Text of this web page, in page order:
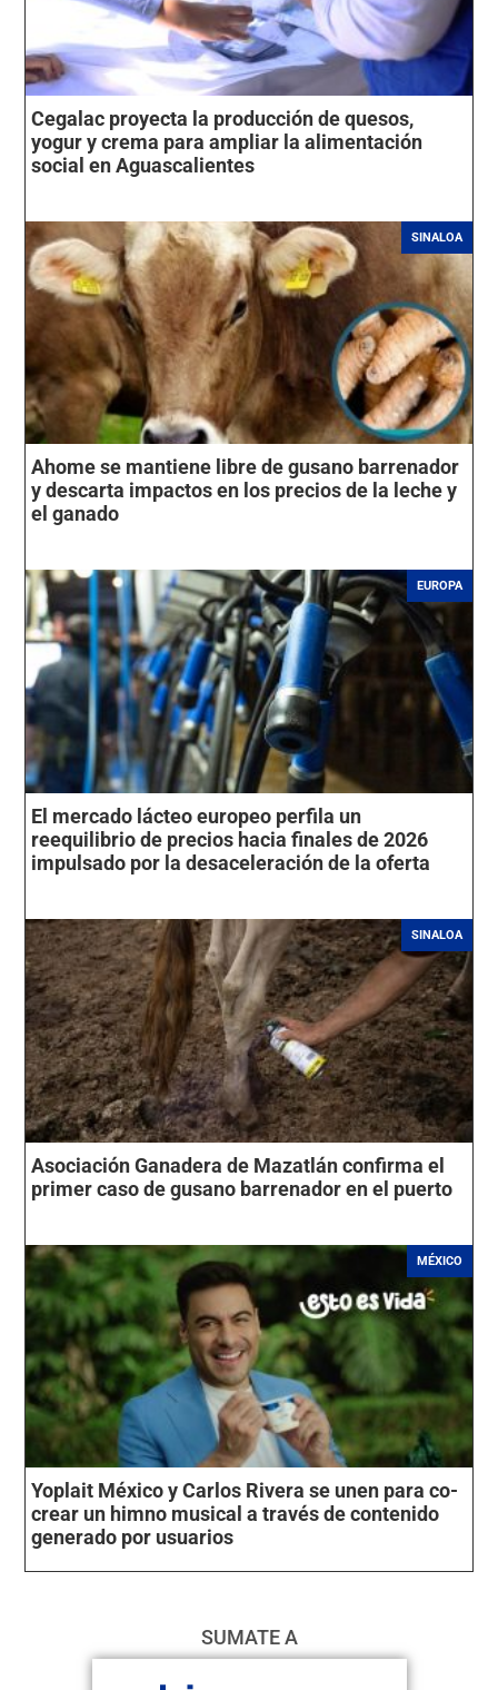
Cegalac proyecta la producción de quesos,
yogur y crema para ampliar la alimentación
social en Aguascalientes
SINALOA
Ahome se mantiene libre de gusano barrenador
y descarta impactos en los precios de la leche y
el ganado
EUROPA
El mercado lácteo europeo perfila un
reequilibrio de precios hacia finales de 2026
impulsado por la desaceleración de la oferta
SINALOA
Asociación Ganadera de Mazatlán confirma el
primer caso de gusano barrenador en el puerto
MÉXICO
Yoplait México y Carlos Rivera se unen para co-
crear un himno musical a través de contenido
generado por usuarios
SUMATE A